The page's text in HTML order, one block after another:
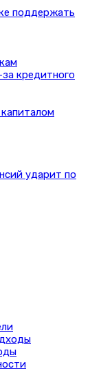
поддержать
кредитного
ударит по